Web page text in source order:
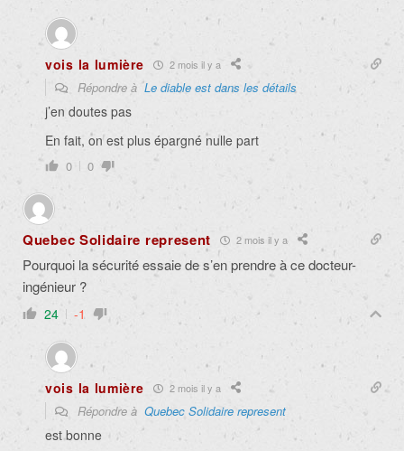
vois la lumière 2 mois il y a
Répondre àLe diable est dans les détails
j’en doutes pas
En fait, on est plus épargné nulle part
0 0
Quebec Solidaire represent 2 mois il y a
Pourquoi la sécurité essaie de s’en prendre à ce docteur-
ingénieur ?
24 -1
vois la lumière 2 mois il y a
Répondre à Quebec Solidaire represent
est bonne